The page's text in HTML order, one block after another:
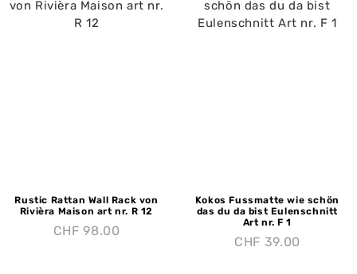
Rustic Rattan Wall Rack von
Rivièra Maison art nr. R 12
CHF 98.00
Kokos Fussmatte wie schön
das du da bist Eulenschnitt
Art nr. F 1
CHF 39.00